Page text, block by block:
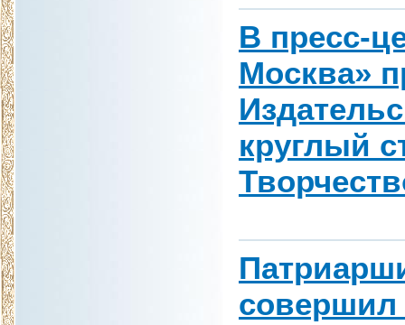
В пресс-
Москва»
круглый
совершил